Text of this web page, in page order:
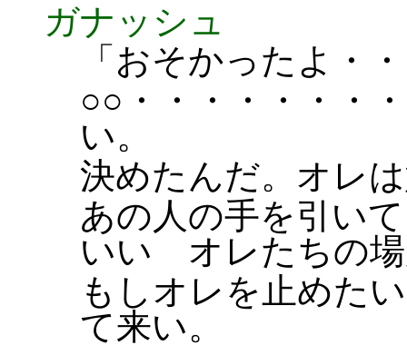
ガナッシュ
「おそかったよ・
○○・・・・・・・
い。
決めたんだ。オレ
あの人の手を引い
いい オレたちの
もしオレを止めた
て来い。